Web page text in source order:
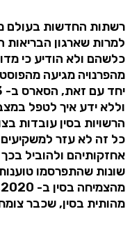
רשתות החדשות בעולם
למרות שארגון הבריאות
כלשהם ולא הודיע כי
מהפרנויה מגיעה
וללא ידע איך לטפל
הרשויות בסין עובדות
כל זה לא עזר
אחזקותיהם ולהוביל
מהותית בסין, שכבר